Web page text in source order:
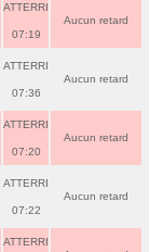
ATTERRI
07:19
Aucun retard
ATTERRI
07:36
Aucun retard
ATTERRI
07:20
Aucun retard
ATTERRI
07:22
Aucun retard
ATTERRI